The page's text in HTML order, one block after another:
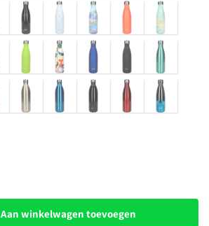
Aan winkelwagen toevoegen